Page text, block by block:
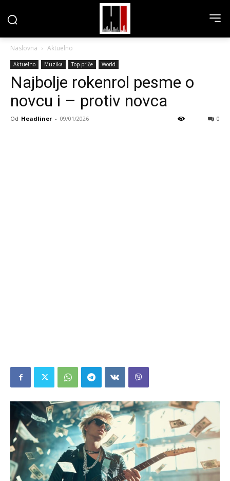
Naslovna Aktuelno
Aktuelno Muzika Top priče World
Najbolje rokenrol pesme o
novcu i – protiv novca
Od Headliner - 09/01/2026 0